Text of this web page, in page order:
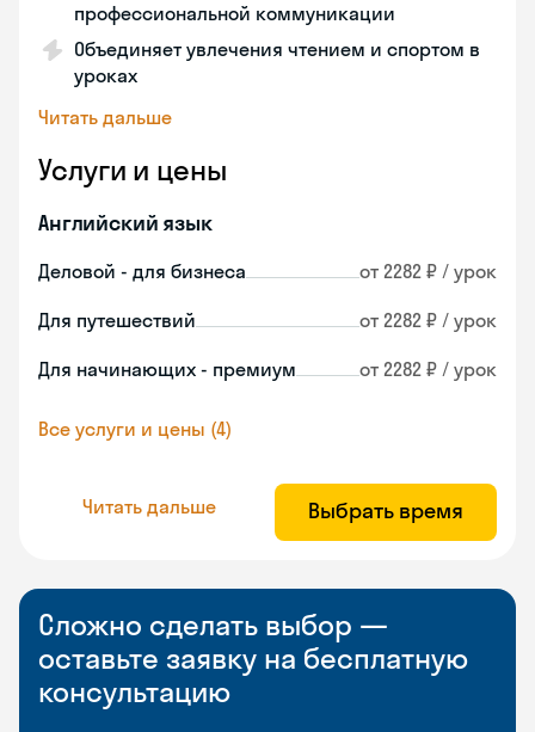
профессиональной коммуникации
Объединяет увлечения чтением и спортом в
уроках
Читать дальше
Услуги и цены
Английский язык
Деловой - для бизнеса от 2282 ₽ / урок
Для путешествий от 2282 ₽ / урок
Для начинающих - премиум от 2282 ₽ / урок
Все услуги и цены (4)
Читать дальше Выбрать время
Сложно сделать выбор —
оставьте заявку на бесплатную
консультацию